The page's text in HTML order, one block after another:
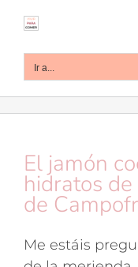
contenido
Ir a...
El jamón
hidratos
de
Me estáis